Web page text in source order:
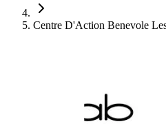
Centre D'Action Benevole